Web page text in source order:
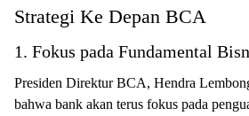
Strategi Ke Depan BCA
1. Fokus pada Fundamental
Presiden Direktur BCA, Hendra
bahwa bank akan terus fokus pada